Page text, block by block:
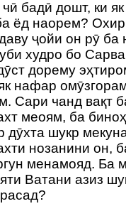
бадӣ дошт, ки
ёд наорем?
ҷойи он рӯ ба
худро бо
дорему
нафар
Сари чанд вақт
меоям, ба
дӯхта шукр
нозанини он,
менамояд. Ба
Ватани азиз